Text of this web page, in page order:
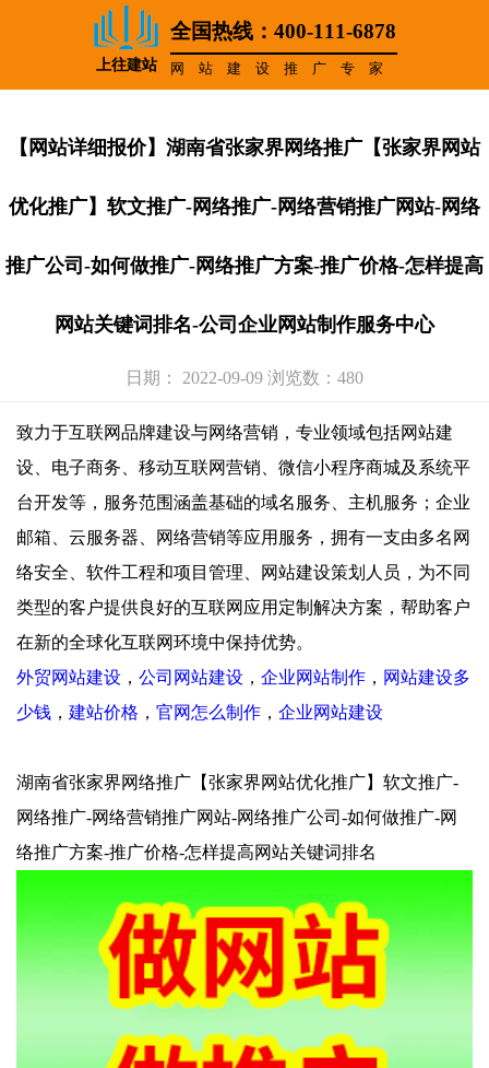
上往建站
全国热线：400-111-6878
网站建设推广专家
【网站详细报价】湖南省张家界网络推广【张家界网站
优化推广】软文推广-网络推广-网络营销推广网站-网络
推广公司-如何做推广-网络推广方案-推广价格-怎样提高
网站关键词排名-公司企业网站制作服务中心
日期： 2022-09-09 浏览数：480
致力于互联网品牌建设与网络营销，专业领域包括网站建
设、电子商务、移动互联网营销、微信小程序商城及系统平
台开发等，服务范围涵盖基础的域名服务、主机服务；企业
邮箱、云服务器、网络营销等应用服务，拥有一支由多名网
络安全、软件工程和项目管理、网站建设策划人员，为不同
类型的客户提供良好的互联网应用定制解决方案，帮助客户
在新的全球化互联网环境中保持优势。
外贸网站建设 ， 公司网站建设 ， 企业网站制作 ， 网站建设多
少钱 ， 建站价格 ， 官网怎么制作 ， 企业网站建设
湖南省张家界网络推广【张家界网站优化推广】软文推广-
网络推广-网络营销推广网站-网络推广公司-如何做推广-网
络推广方案-推广价格-怎样提高网站关键词排名